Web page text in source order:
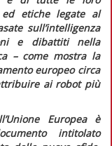
etiche legate al
sull’intelligenza
e dibattiti nella
– come mostra la
europeo circa
ai robot più
Europea è
intitolato